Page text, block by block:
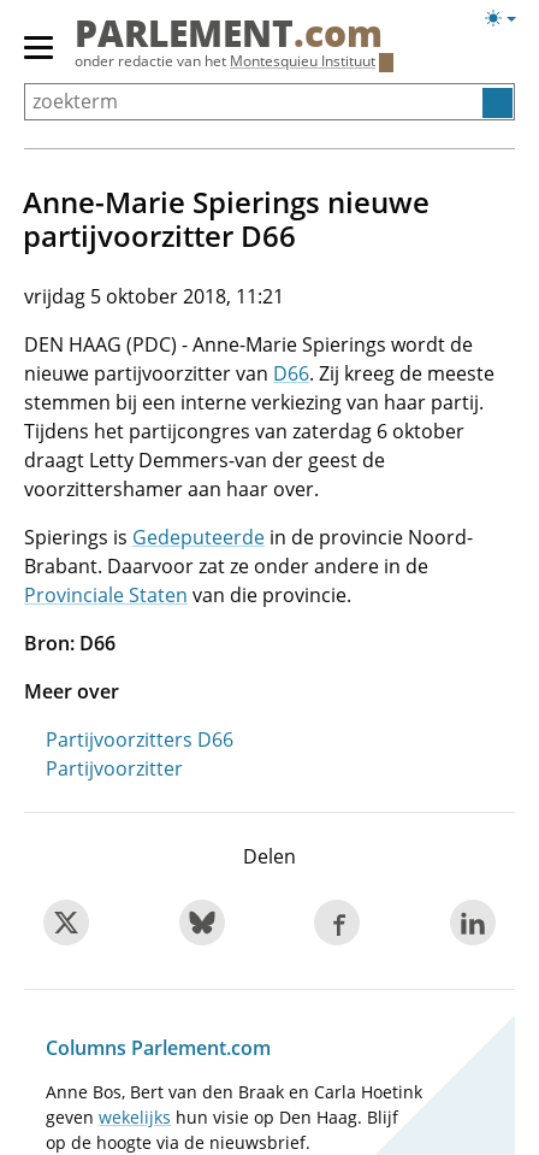
Overslaan
Primair
menu
tonen/verbergen
PARLEMENT.com
onder redactie van het Montesquieu Instituut
Anne-Marie Spierings nieuwe
partijvoorzitter D66
vrijdag 5 oktober 2018, 11:21
DEN HAAG (PDC) - Anne-Marie Spierings wordt de
nieuwe partijvoorzitter van D66. Zij kreeg de meeste
stemmen bij een interne verkiezing van haar partij.
Tijdens het partijcongres van zaterdag 6 oktober
draagt Letty Demmers-van der geest de
voorzittershamer aan haar over.
Spierings is Gedeputeerde in de provincie Noord-
Brabant. Daarvoor zat ze onder andere in de
Provinciale Staten van die provincie.
Bron: D66
Meer over
Partijvoorzitters D66
Partijvoorzitter
Delen
Columns Parlement.com
Anne Bos, Bert van den Braak en Carla Hoetink
geven wekelijks hun visie op Den Haag. Blijf
op de hoogte via de nieuwsbrief.